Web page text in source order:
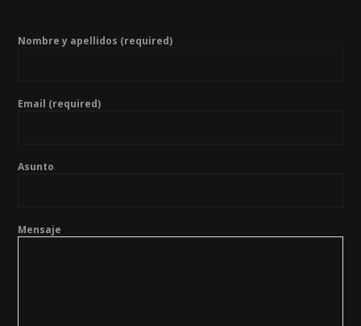
Nombre y apellidos (required)
Email (required)
Asunto
Mensaje